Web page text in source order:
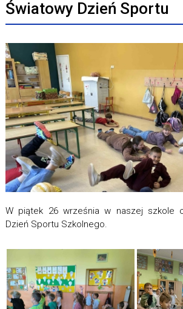
Światowy Dzień Sportu
W piątek 26 września w naszej szkole
Dzień Sportu Szkolnego.